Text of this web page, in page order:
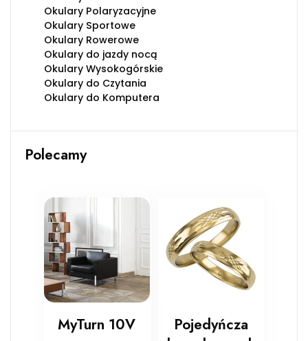
Okulary Polaryzacyjne
Okulary Sportowe
Okulary Rowerowe
Okulary do jazdy nocą
Okulary Wysokogórskie
Okulary do Czytania
Okulary do Komputera
Polecamy
MyTurn 10V
Pojedyńcza